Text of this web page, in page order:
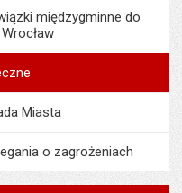
międzygminne do
Miasta
o zagrożeniach